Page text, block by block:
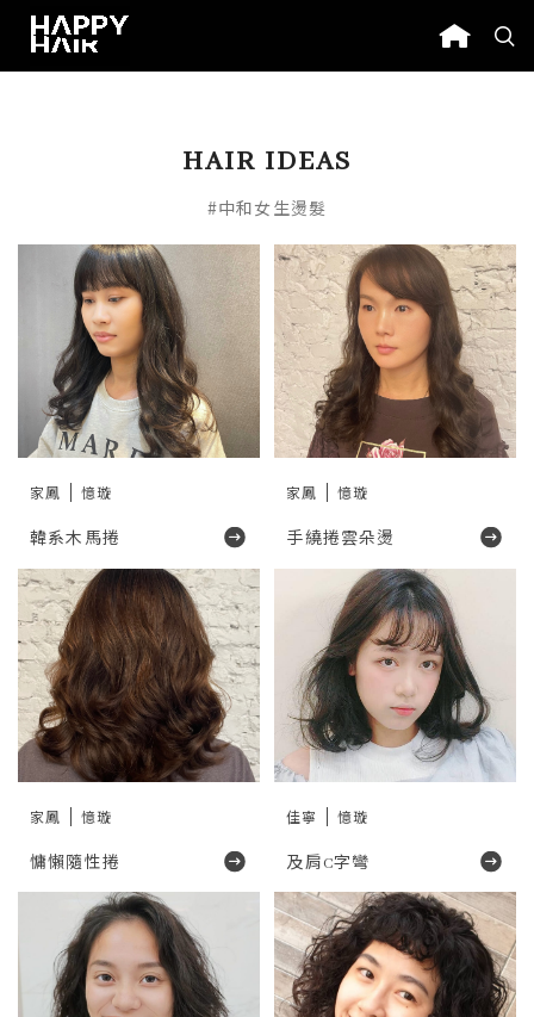
HAIR IDEAS
#中和女生燙髮
家鳳 憶璇
韓系木馬捲
家鳳 憶璇
手繞捲雲朵燙
家鳳 憶璇
慵懶隨性捲
佳寧 憶璇
及肩C字彎